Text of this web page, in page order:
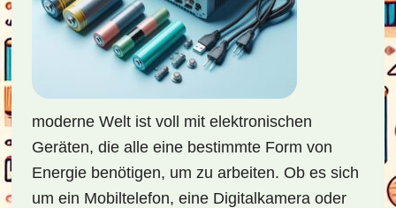
moderne Welt ist voll mit elektronischen
Geräten, die alle eine bestimmte Form von
Energie benötigen, um zu arbeiten. Ob es sich
um ein Mobiltelefon, eine Digitalkamera oder